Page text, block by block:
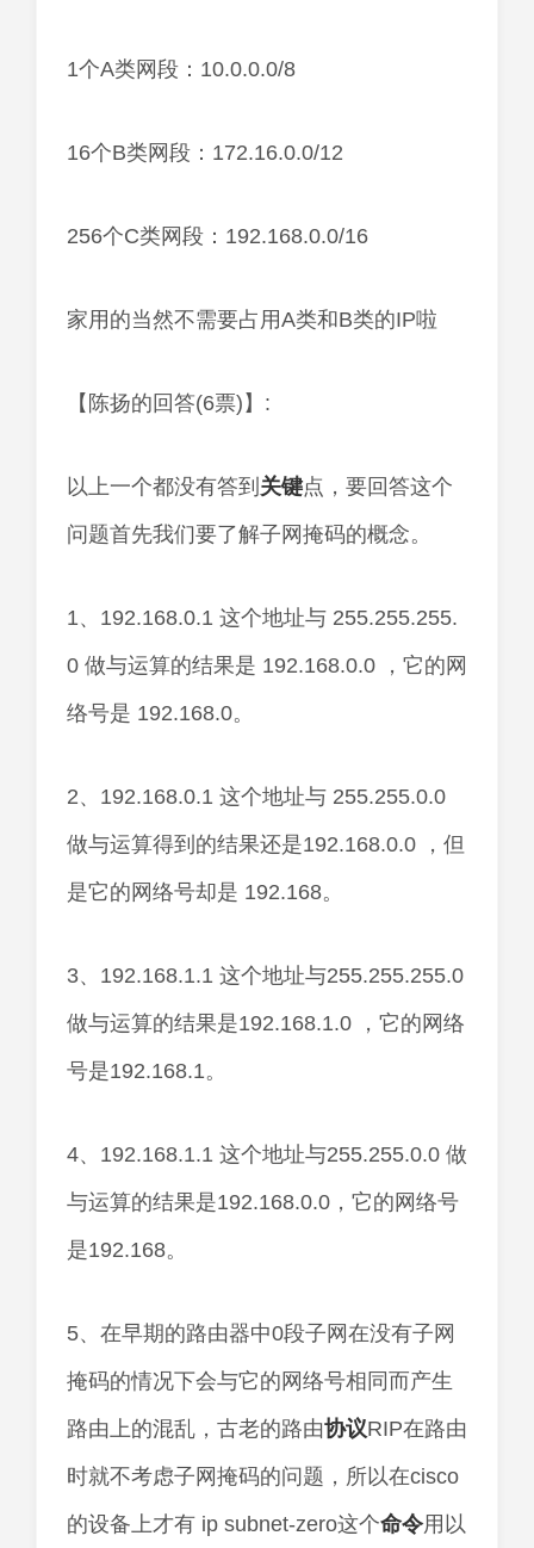
1个A类网段：10.0.0.0/8
16个B类网段：172.16.0.0/12
256个C类网段：192.168.0.0/16
家用的当然不需要占用A类和B类的IP啦
【陈扬的回答(6票)】:
以上一个都没有答到 关键点，要回答这个
问题首先我们要了解子网掩码的概念。
1、192.168.0.1 这个地址与 255.255.255.
0 做与运算的结果是 192.168.0.0 ，它的网
络号是 192.168.0。
2、192.168.0.1 这个地址与 255.255.0.0
做与运算得到的结果还是192.168.0.0 ，但
是它的网络号却是 192.168。
3、192.168.1.1 这个地址与255.255.255.0
做与运算的结果是192.168.1.0 ，它的网络
号是192.168.1。
4、192.168.1.1 这个地址与255.255.0.0 做
与运算的结果是192.168.0.0，它的网络号
是192.168。
5、在早期的路由器中0段子网在没有子网
掩码的情况下会与它的网络号相同而产生
路由上的混乱，古老的路由协议RIP在路由
时就不考虑子网掩码的问题，所以在cisco
的设备上才有 ip subnet-zero这个命令用以